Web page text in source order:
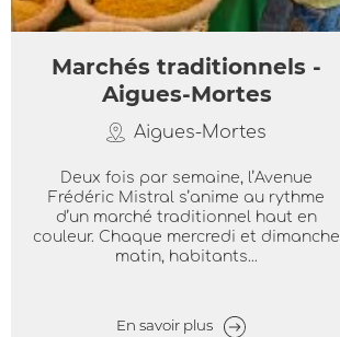
Marchés traditionnels -
Aigues-Mortes
Aigues-Mortes
Deux fois par semaine, l’Avenue
Frédéric Mistral s’anime au rythme
d’un marché traditionnel haut en
couleur. Chaque mercredi et dimanche
matin, habitants...
En savoir plus